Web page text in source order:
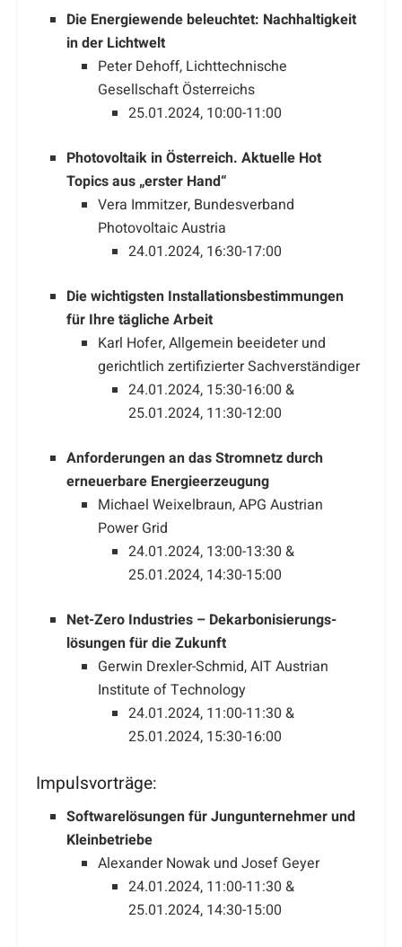
Die Energiewende beleuchtet: Nachhaltigkeit
in der Lichtwelt
Peter Dehoff, Lichttechnische
Gesellschaft Österreichs
25.01.2024, 10:00-11:00
Photovoltaik in Österreich. Aktuelle Hot
Topics aus „erster Hand“
Vera Immitzer, Bundesverband
Photovoltaic Austria
24.01.2024, 16:30-17:00
Die wichtigsten Installationsbestimmungen
für Ihre tägliche Arbeit
Karl Hofer, Allgemein beeideter und
gerichtlich zertifizierter Sachverständiger
24.01.2024, 15:30-16:00 &
25.01.2024, 11:30-12:00
Anforderungen an das Stromnetz durch
erneuerbare Energieerzeugung
Michael Weixelbraun, APG Austrian
Power Grid
24.01.2024, 13:00-13:30 &
25.01.2024, 14:30-15:00
Net-Zero Industries – Dekarbonisierungs-
lösungen für die Zukunft
Gerwin Drexler-Schmid, AIT Austrian
Institute of Technology
24.01.2024, 11:00-11:30 &
25.01.2024, 15:30-16:00
Impulsvorträge:
Softwarelösungen für Jungunternehmer und
Kleinbetriebe
Alexander Nowak und Josef Geyer
24.01.2024, 11:00-11:30 &
25.01.2024, 14:30-15:00